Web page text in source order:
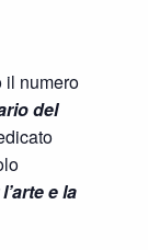
il numero
del
e la